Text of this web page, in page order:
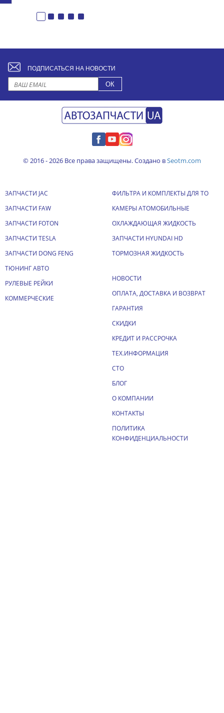
ПОДПИСАТЬСЯ НА НОВОСТИ
© 2016 - 2026 Все права защищены. Создано вSeotm.com
ЗАПЧАСТИ JAC
ЗАПЧАСТИ FAW
ЗАПЧАСТИ FOTON
ЗАПЧАСТИ TESLA
ЗАПЧАСТИ DONG FENG
ТЮНИНГ АВТО
РУЛЕВЫЕ РЕЙКИ
КОММЕРЧЕСКИЕ
ФИЛЬТРА И КОМПЛЕКТЫ ДЛЯ ТО
КАМЕРЫ АТОМОБИЛЬНЫЕ
ОХЛАЖДАЮЩАЯ ЖИДКОСТЬ
ЗАПЧАСТИ HYUNDAI HD
ТОРМОЗНАЯ ЖИДКОСТЬ
НОВОСТИ
ОПЛАТА, ДОСТАВКА И ВОЗВРАТ
ГАРАНТИЯ
СКИДКИ
КРЕДИТ И РАССРОЧКА
ТЕХ.ИНФОРМАЦИЯ
СТО
БЛОГ
О КОМПАНИИ
КОНТАКТЫ
ПОЛИТИКА
КОНФИДЕНЦИАЛЬНОСТИ